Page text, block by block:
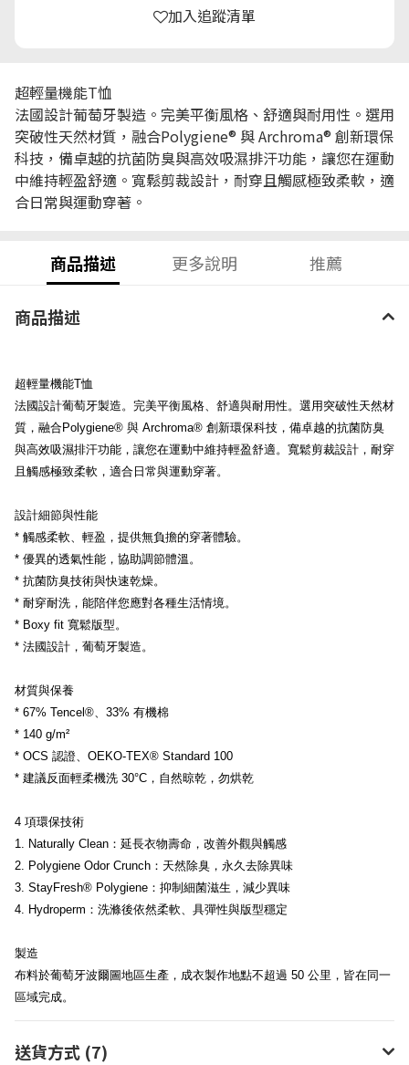
加入追蹤清單
超輕量機能T恤
法國設計葡萄牙製造。完美平衡風格、舒適與耐用性。選用
突破性天然材質，融合Polygiene® 與 Archroma® 創新環保
科技，備卓越的抗菌防臭與高效吸濕排汗功能，讓您在運動
中維持輕盈舒適。寬鬆剪裁設計，耐穿且觸感極致柔軟，適
合日常與運動穿著。
商品描述 更多說明 推薦
商品描述
超輕量機能T恤
法國設計葡萄牙製造。完美平衡風格、舒適與耐用性。選用突破性天然材
質，融合Polygiene® 與 Archroma® 創新環保科技，備卓越的抗菌防臭
與高效吸濕排汗功能，讓您在運動中維持輕盈舒適。寬鬆剪裁設計，耐穿
且觸感極致柔軟，適合日常與運動穿著。
設計細節與性能
* 觸感柔軟、輕盈，提供無負擔的穿著體驗。
* 優異的透氣性能，協助調節體溫。
* 抗菌防臭技術與快速乾燥。
* 耐穿耐洗，能陪伴您應對各種生活情境。
* Boxy fit 寬鬆版型。
* 法國設計，葡萄牙製造。
材質與保養
* 67% Tencel®、33% 有機棉
* 140 g/m²
* OCS 認證、OEKO-TEX® Standard 100
* 建議反面輕柔機洗 30°C，自然晾乾，勿烘乾
4 項環保技術
1. Naturally Clean：延長衣物壽命，改善外觀與觸感
2. Polygiene Odor Crunch：天然除臭，永久去除異味
3. StayFresh® Polygiene：抑制細菌滋生，減少異味
4. Hydroperm：洗滌後依然柔軟、具彈性與版型穩定
製造
布料於葡萄牙波爾圖地區生產，成衣製作地點不超過 50 公里，皆在同一
區域完成。
送貨方式 (7)